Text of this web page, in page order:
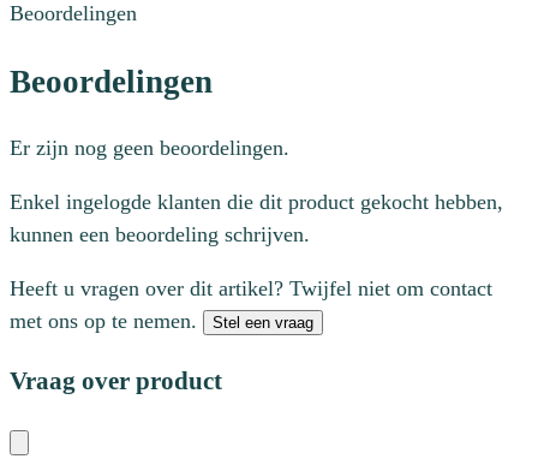
Beoordelingen
Beoordelingen
Er zijn nog geen beoordelingen.
Enkel ingelogde klanten die dit product gekocht hebben,
kunnen een beoordeling schrijven.
Heeft u vragen over dit artikel? Twijfel niet om contact
met ons op te nemen.
Stel een vraag
Vraag over product